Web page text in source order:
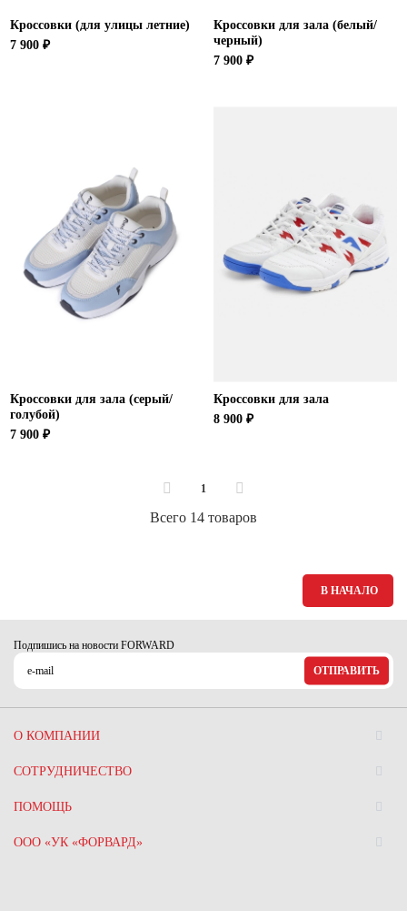
Кроссовки (для улицы летние)
7 900 ₽
Кроссовки для зала (белый/
черный)
7 900 ₽
Кроссовки для зала (серый/
голубой)
7 900 ₽
Кроссовки для зала
8 900 ₽
1
Всего 14 товаров
В НАЧАЛО
Подпишись на новости FORWARD
ОТПРАВИТЬ
О КОМПАНИИ
СОТРУДНИЧЕСТВО
ПОМОЩЬ
ООО «УК «ФОРВАРД»